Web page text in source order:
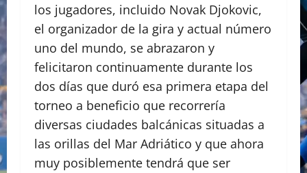
los jugadores, incluido Novak Djokovic,
el organizador de la gira y actual número
uno del mundo, se abrazaron y
felicitaron continuamente durante los
dos días que duró esa primera etapa del
torneo a beneficio que recorrería
diversas ciudades balcánicas situadas a
las orillas del Mar Adriático y que ahora
muy posiblemente tendrá que ser